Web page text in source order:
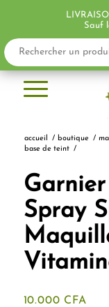
accueil / boutique /
base de teint /
Spray
10.000 CFA
Sauf